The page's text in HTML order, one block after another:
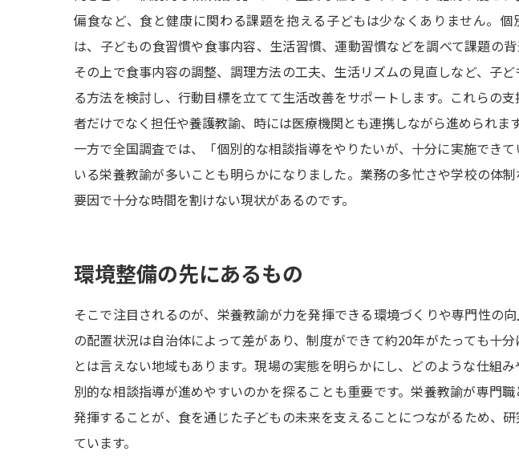
来
志
大
学
偏食など、食と健康に関わる課題を抱える子どもは少なくありません。個
は、子どもの食習慣や食事内容、生活習慣、運動習慣などを調べて課題の背
その上で食事内容の調整、調理方法の工夫、生活リズムの見直しなど、子
る方法を検討し、行動目標を立てて生活改善をサポートします。これらの
者だけでなく担任や養護教諭、時には医療機関とも連携しながら進められます
一方で全国調査では、「個別的な相談指導をやりたいが、十分に実施でき
いる栄養教諭が多いことも明らかになりました。業務の多忙さや学校の体
要因で十分な時間を割けない現状があるのです。
環境整備の先にあるもの
そこで注目されるのが、栄養教諭が力を発揮できる環境づくりや専門性の
の配置状況は自治体によって差があり、制度ができて約20年がたっても十
とは言えない地域もあります。現場の実態を明らかにし、どのような仕組
別的な相談指導が進めやすいのかを探ることも重要です。栄養教諭が専門
発揮することが、食を通じた子どもの未来を支えることにつながるため、
ています。